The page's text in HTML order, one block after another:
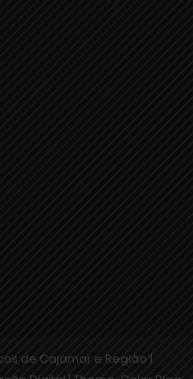
de Cajamar e Região |